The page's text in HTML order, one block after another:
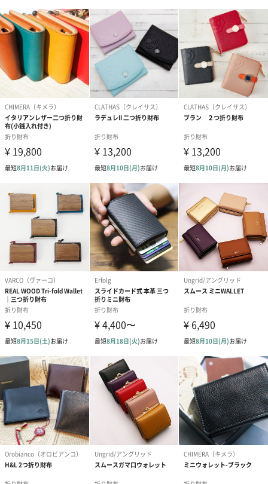
素材について「滑らかで柔らかい手触り。使い初めから手になじ
むタッチ感にこだわった組み合わせ。使い続けるとしっとりと手
に馴染みます。」
表素材はイタリア北部に本社のあるマストロット社製の「シュリ
ンクレザー」を使用しております。
ヨーロッパの原皮を使用してクロムなめし加工を施し徹底した品
質管理のもと、発色の良い顔料で仕上げています。
付属素材は国産の豚革を東京で加工した「ピッグスキン」を使用
しております。
100％植物タンニン鞣しで仕上げた革は「ミモザ」という植物から
抽出したタンニンを使用しています。
国内外の厳しいエコロジー基準を満たす製法で作られた革はミー
リングという加工を施し、ふわっと柔らかな手触りが特徴です。
6種類のカラーバリエーション
●シックな印象のブラック
●落ち着いた印象のグレー
●ビタミンカラーでお洒落な印象のオレンジ